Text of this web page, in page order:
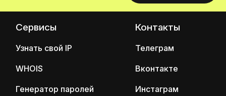
Сервисы
Узнать свой IP
WHOIS
Генератор паролей
Контакты
Телеграм
Вконтакте
Инстаграм